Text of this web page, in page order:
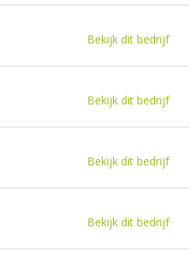
Bekijk dit bedrijf
Bekijk dit bedrijf
Bekijk dit bedrijf
Bekijk dit bedrijf